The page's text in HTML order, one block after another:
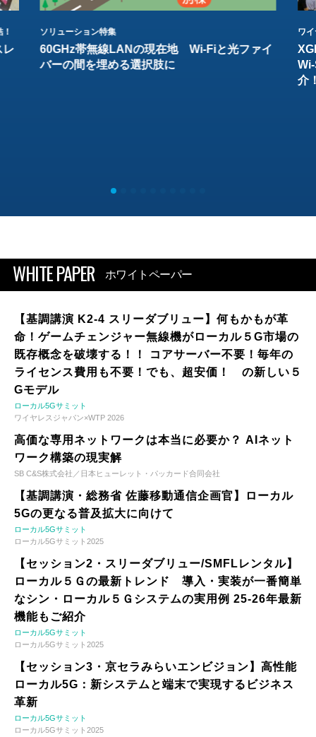
レ
ソリューション特集
60GHz帯無線LANの現在地 Wi-Fiと光ファイ
バーの間を埋める選択肢に
ワ
介
WHITE PAPER ホワイトペーパー
【基調講演 K2-4 スリーダブリュー】何もかもが革
命！ゲームチェンジャー無線機がローカル５G市場の
既存概念を破壊する！！ コアサーバー不要！毎年の
ライセンス費用も不要！でも、超安価！ の新しい５
Gモデル
ローカル5Gサミット
ワイヤレスジャパン×WTP 2026
高価な専用ネットワークは本当に必要か？ AIネット
ワーク構築の現実解
SB C&S株式会社／日本ヒューレット・パッカード合同会社
【基調講演・総務省 佐藤移動通信企画官】ローカル
5Gの更なる普及拡大に向けて
ローカル5Gサミット
ローカル5Gサミット2025
【セッション2・スリーダブリュー/SMFLレンタル】
ローカル５Ｇの最新トレンド 導入・実装が一番簡単
なシン・ローカル５Ｇシステムの実用例 25-26年最新
機能もご紹介
ローカル5Gサミット
ローカル5Gサミット2025
【セッション3・京セラみらいエンビジョン】高性能
ローカル5G：新システムと端末で実現するビジネス
革新
ローカル5Gサミット
ローカル5Gサミット2025